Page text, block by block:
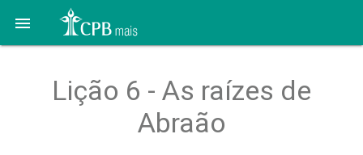

Lição 6 - As raízes de
Abraão